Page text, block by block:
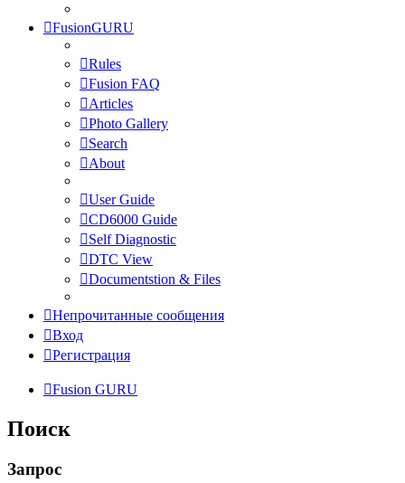
FusionGURU
Rules
Fusion FAQ
Articles
Photo Gallery
Search
About
User Guide
CD6000 Guide
Self Diagnostic
DTC View
Documentstion & Files
Непрочитанные сообщения
Вход
Регистрация
Fusion GURU
Поиск
Запрос